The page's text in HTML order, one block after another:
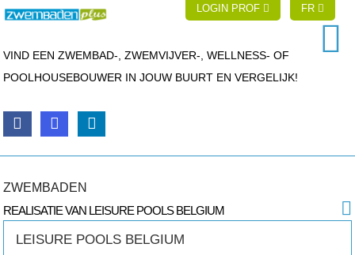
LOGIN PROF FR
VIND EEN ZWEMBAD-, ZWEMVIJVER-, WELLNESS- OF
POOLHOUSEBOUWER IN JOUW BUURT EN VERGELIJK!
ZWEMBADEN
REALISATIE VAN LEISURE POOLS BELGIUM
LEISURE POOLS BELGIUM